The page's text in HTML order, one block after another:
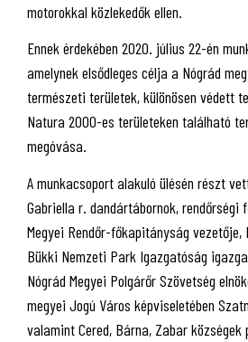
motorokkal közlekedők ellen.
Ennek érdekében 2020. július 22-én
amelynek elsődleges célja a Nógrád
természeti területek, különösen védett
Natura 2000-es területeken található
megóvása.
A munkacsoport alakuló ülésén részt
Gabriella r. dandártábornok, rendőrségi
Megyei Rendőr-főkapitányság vezetője,
Bükki Nemzeti Park Igazgatóság
Nógrád Megyei Polgárőr Szövetség
megyei Jogú Város képviseletében
valamint Cered, Bárna, Zabar községek